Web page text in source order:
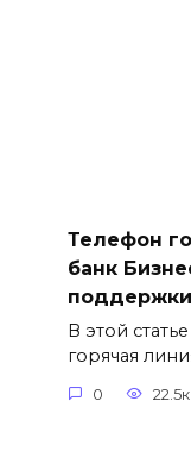
Телефон
банк
В этой
горячая
0 22.5к.